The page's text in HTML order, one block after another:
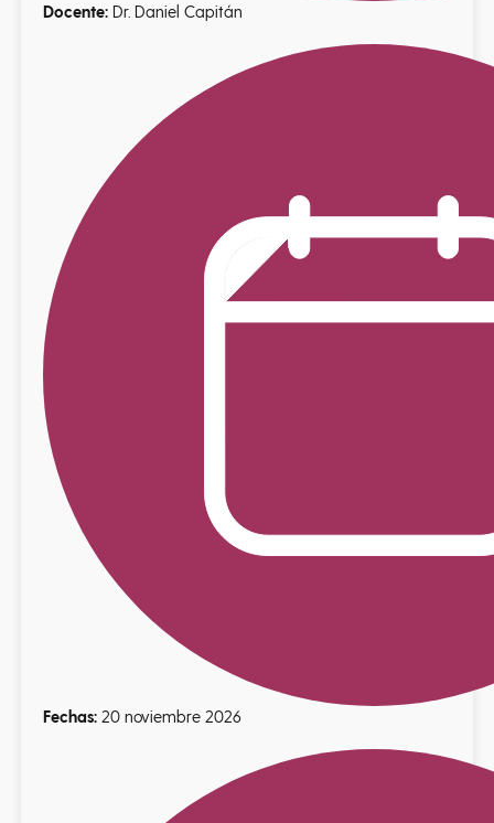
Docente: Dr. Daniel Capitán
Fechas: 20 noviembre 2026